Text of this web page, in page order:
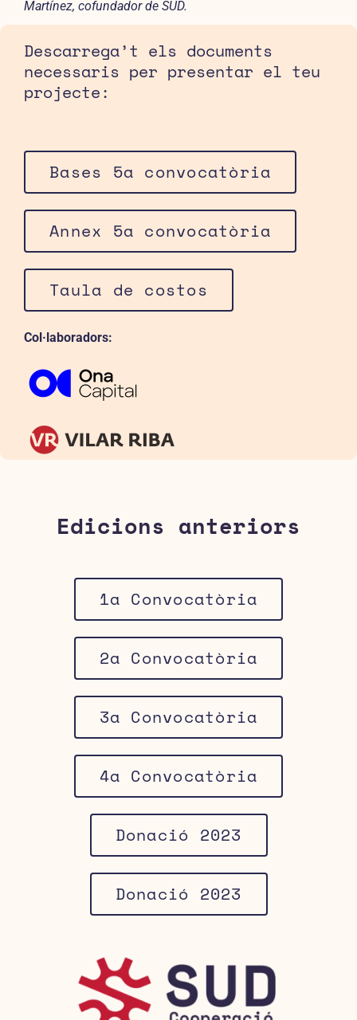
Martínez, cofundador de SUD.
Descarrega’t els documents
necessaris per presentar el teu
projecte:
Bases 5a convocatòria
Annex 5a convocatòria
Taula de costos
Col·laboradors:
Edicions anteriors
1a Convocatòria
2a Convocatòria
3a Convocatòria
4a Convocatòria
Donació 2023
Donació 2023